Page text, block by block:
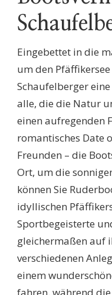
Eingebettet in die
um den
Schaufelberger
alle, die die Natur
einen aufregenden
romantisches Date
Freunden – die
Ort, um die
können Sie
idyllischen
Sportbegeisterte
gleichermaßen auf
verschiedenen
einem